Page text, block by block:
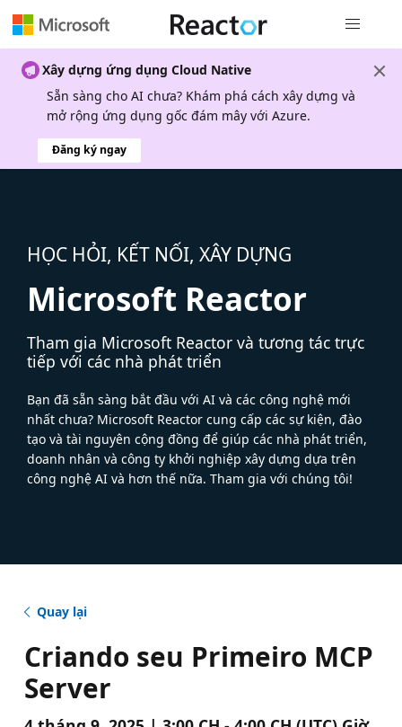
Xây dựng ứng dụng Cloud Native
Sẵn sàng cho AI chưa? Khám phá cách xây dựng và
mở rộng ứng dụng gốc đám mây với Azure.
Đăng ký ngay
HỌC HỎI, KẾT NỐI, XÂY DỰNG
Microsoft Reactor
Tham gia Microsoft Reactor và tương tác trực
tiếp với các nhà phát triển
Bạn đã sẵn sàng bắt đầu với AI và các công nghệ mới
nhất chưa? Microsoft Reactor cung cấp các sự kiện, đào
tạo và tài nguyên cộng đồng để giúp các nhà phát triển,
doanh nhân và công ty khởi nghiệp xây dựng dựa trên
công nghệ AI và hơn thế nữa. Tham gia với chúng tôi!
Quay lại
Criando seu Primeiro MCP
Server